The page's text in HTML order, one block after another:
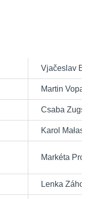
Vjačeslav
Martin
Csaba
Karol
Markéta
Lenka